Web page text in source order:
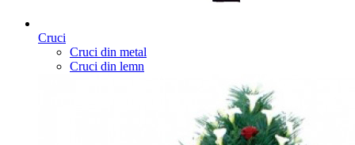
Cruci
Cruci din metal
Cruci din lemn